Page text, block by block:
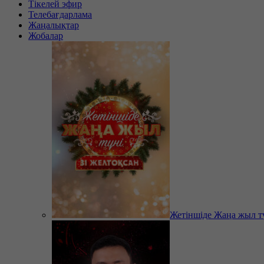
Тікелей эфир
Телебағдарлама
Жаңалықтар
Жобалар
Жетіншіде Жаңа жыл